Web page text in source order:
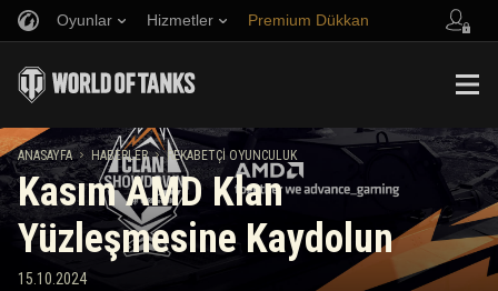
Oyunlar Hizmetler Premium Dükkan
Müzik
Adil Oyun Politikası
Wargaming.net Game Center
Twitch Ganimetleri Rehberi
Arkadaş Öner
Discord
Mod Merkezi
Medya
ANASAYFA HABERLER REKABETÇI OYUNCULUK
Kasım AMD Klan
Yüzleşmesine Kaydolun
15.10.2024